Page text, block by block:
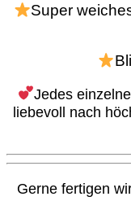
Super
Jedes
liebevoll nach
Gerne fertigen